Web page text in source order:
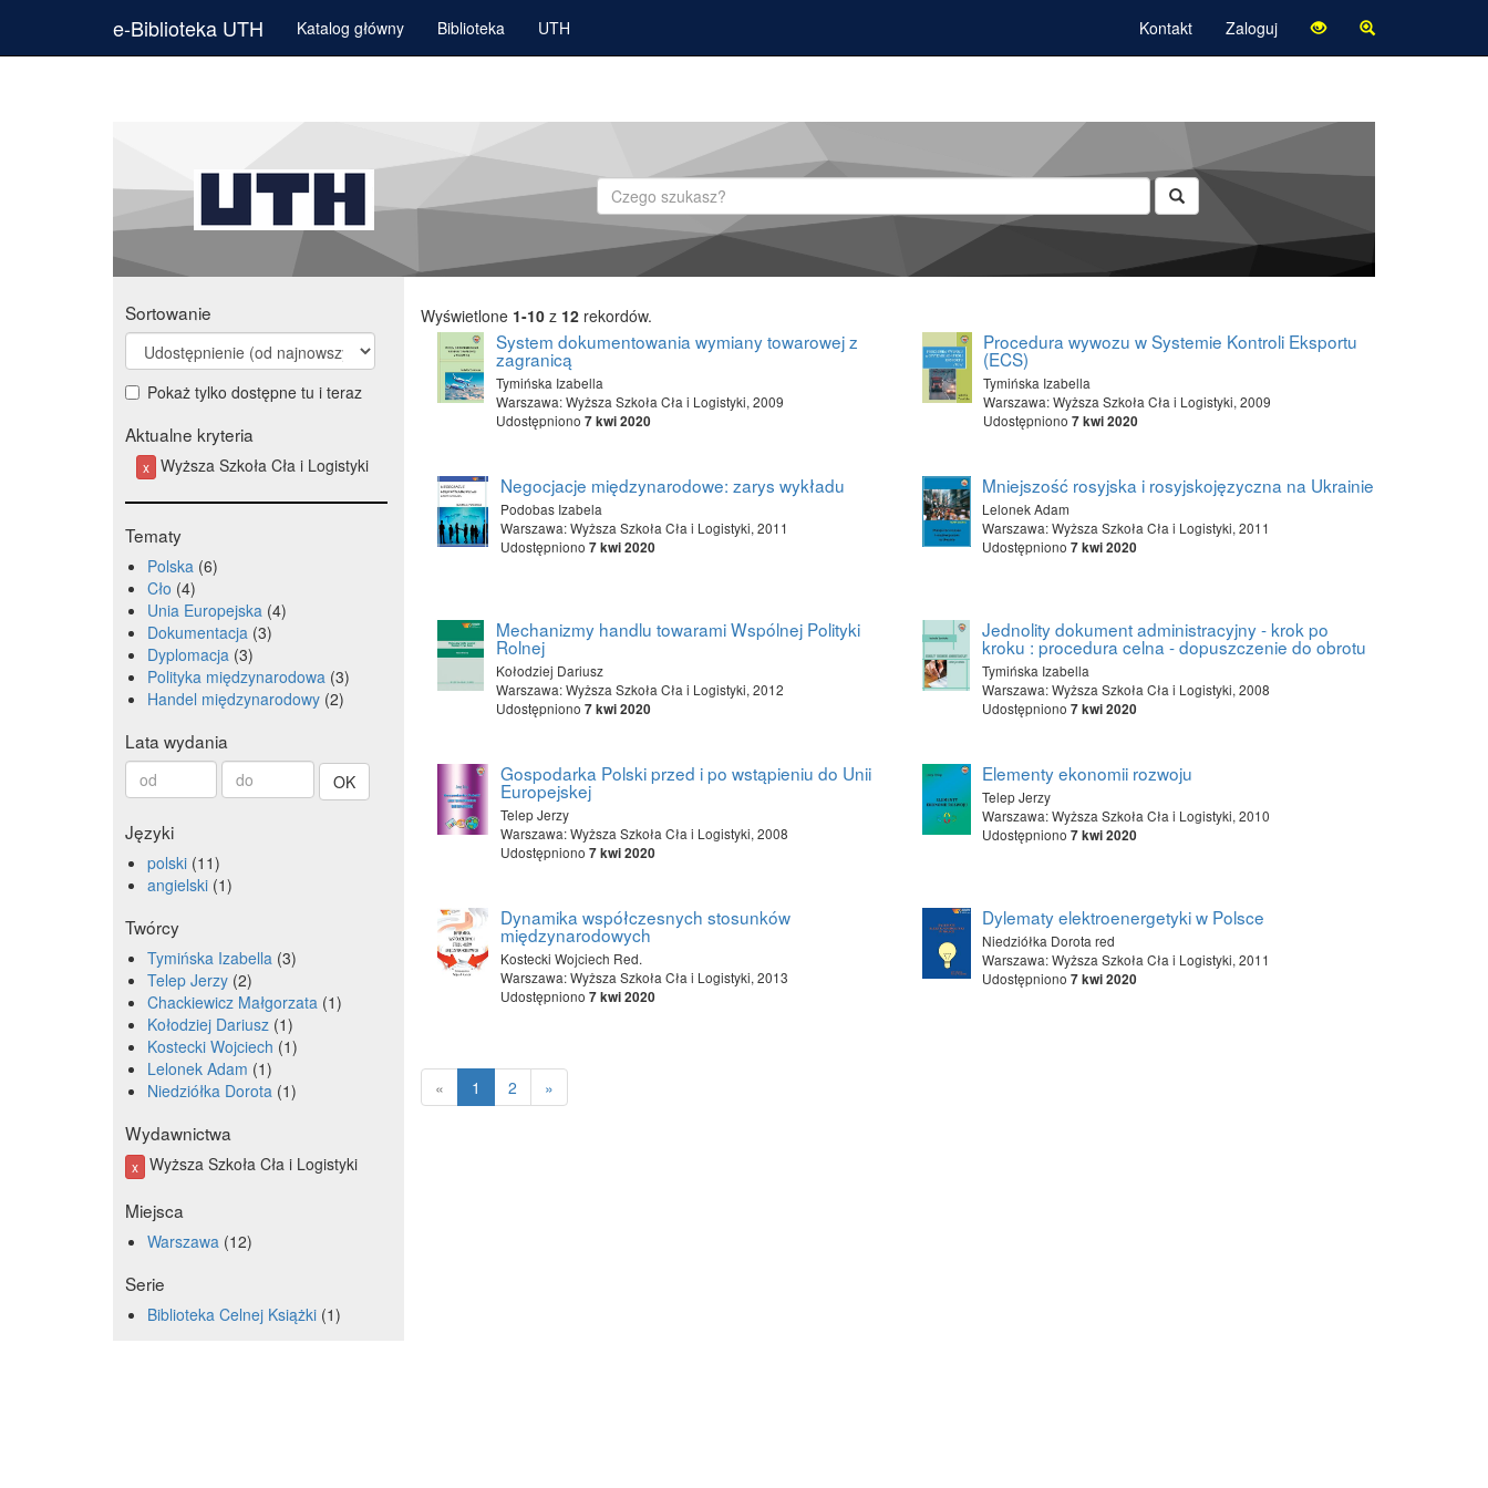
e-Biblioteka UTH Katalog główny Biblioteka UTH Kontakt Zaloguj
Szukaj
Sortowanie
Pokaż tylko dostępne tu i teraz
Aktualne kryteria
x Wyższa Szkoła Cła i Logistyki
Tematy
Polska 6
Cło 4
Unia Europejska 4
Dokumentacja 3
Dyplomacja 3
Polityka międzynarodowa 3
Handel międzynarodowy 2
Lata wydania
Od
roku
Do
roku
Języki
polski 11
angielski 1
Twórcy
Tymińska Izabella 3
Telep Jerzy 2
Chackiewicz Małgorzata 1
Kołodziej Dariusz 1
Kostecki Wojciech 1
Lelonek Adam 1
Niedziółka Dorota 1
Wydawnictwa
x Wyższa Szkoła Cła i Logistyki
Miejsca
Warszawa 12
Serie
Biblioteka Celnej Książki 1
Wyświetlone 1-10z 12rekordów.
System dokumentowania wymiany towarowej z
zagranicą
Tymińska Izabella
Warszawa: Wyższa Szkoła Cła i Logistyki, 2009
Udostępniono 7 kwi 2020
Procedura wywozu w Systemie Kontroli Eksportu
(ECS)
Tymińska Izabella
Warszawa: Wyższa Szkoła Cła i Logistyki, 2009
Udostępniono7 kwi 2020
Negocjacje międzynarodowe: zarys wykładu
Podobas Izabela
Warszawa: Wyższa Szkoła Cła i Logistyki, 2011
Udostępniono 7 kwi 2020
Mniejszość rosyjska i rosyjskojęzyczna na Ukrainie
Lelonek Adam
Warszawa: Wyższa Szkoła Cła i Logistyki, 2011
Udostępniono7 kwi 2020
Mechanizmy handlu towarami Wspólnej Polityki
Rolnej
Kołodziej Dariusz
Warszawa: Wyższa Szkoła Cła i Logistyki, 2012
Udostępniono 7 kwi 2020
Jednolity dokument administracyjny - krok po
kroku : procedura celna - dopuszczenie do obrotu
Tymińska Izabella
Warszawa: Wyższa Szkoła Cła i Logistyki, 2008
Udostępniono7 kwi 2020
Gospodarka Polski przed i po wstąpieniu do Unii
Europejskej
Telep Jerzy
Warszawa: Wyższa Szkoła Cła i Logistyki, 2008
Udostępniono 7 kwi 2020
Elementy ekonomii rozwoju
Telep Jerzy
Warszawa: Wyższa Szkoła Cła i Logistyki, 2010
Udostępniono7 kwi 2020
Dynamika współczesnych stosunków
międzynarodowych
Kostecki Wojciech Red.
Warszawa: Wyższa Szkoła Cła i Logistyki, 2013
Udostępniono 7 kwi 2020
Dylematy elektroenergetyki w Polsce
Niedziółka Dorota red
Warszawa: Wyższa Szkoła Cła i Logistyki, 2011
Udostępniono7 kwi 2020
« 1 2 »